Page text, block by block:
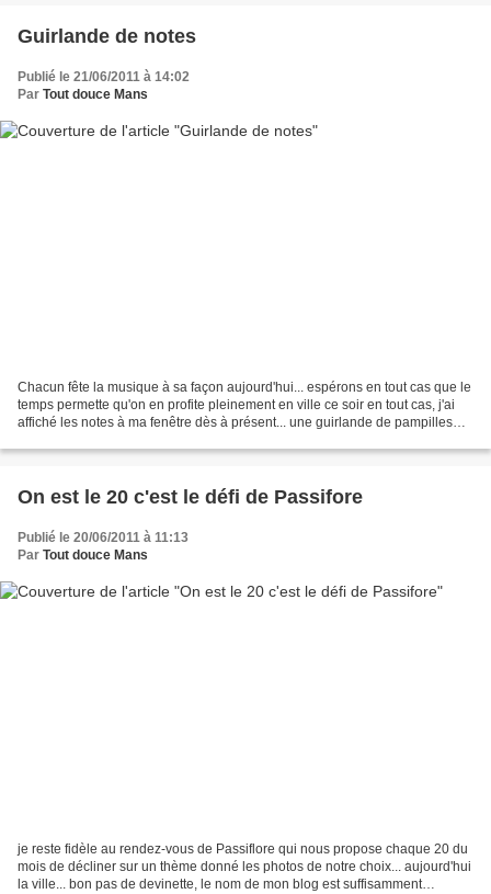
Guirlande de notes
Publié le 21/06/2011 à 14:02
Par Tout douce Mans
Chacun fête la musique à sa façon aujourd'hui... espérons en tout cas que le
temps permette qu'on en profite pleinement en ville ce soir en tout cas, j'ai
affiché les notes à ma fenêtre dès à présent... une guirlande de pampilles
On est le 20 c'est le défi de Passifore
Publié le 20/06/2011 à 11:13
Par Tout douce Mans
je reste fidèle au rendez-vous de Passiflore qui nous propose chaque 20 du
mois de décliner sur un thème donné les photos de notre choix... aujourd'hui
la ville... bon pas de devinette, le nom de mon blog est suffisamment